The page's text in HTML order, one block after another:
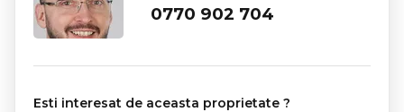
0770 902 704
Esti interesat de aceasta proprietate ?